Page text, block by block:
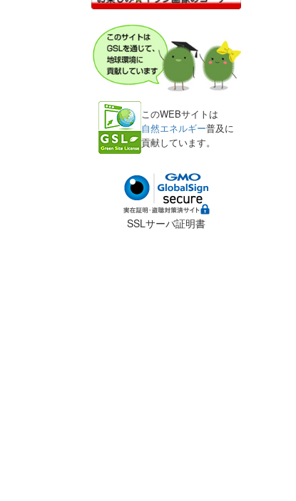
このWEBサイトは
自然エネルギー普及に
貢献しています。
SSLサーバ証明書